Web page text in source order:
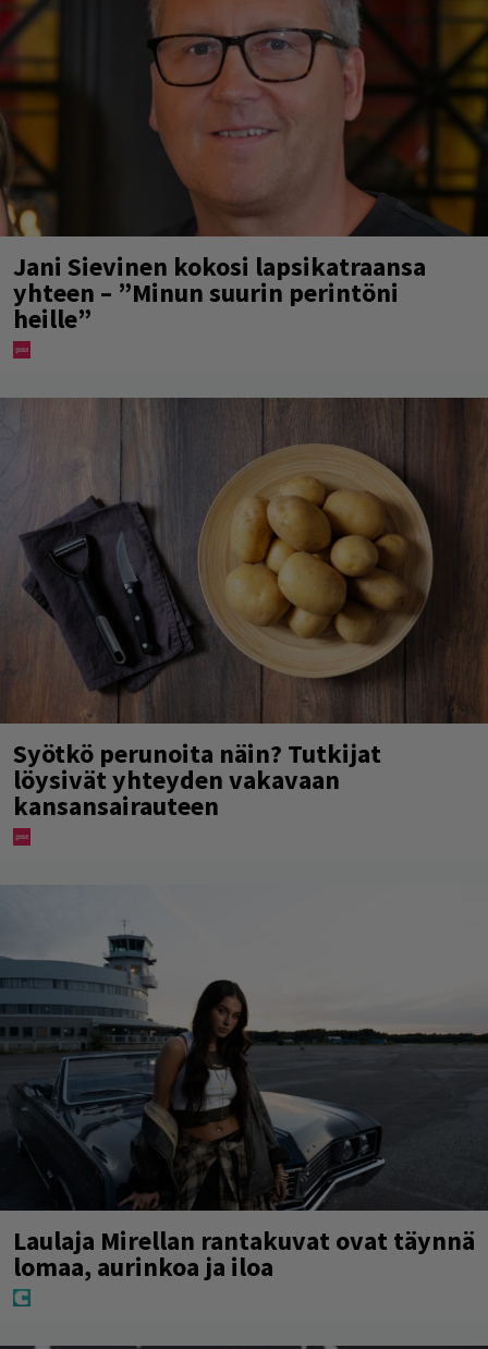
Jani Sievinen kokosi lapsikatraansa
yhteen – ”Minun suurin perintöni
heille”
Syötkö perunoita näin? Tutkijat
löysivät yhteyden vakavaan
kansansairauteen
Laulaja Mirellan rantakuvat ovat täynnä
lomaa, aurinkoa ja iloa